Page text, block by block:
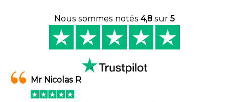
Nous sommes notés 4,8 sur 5
Mr Nicolas R